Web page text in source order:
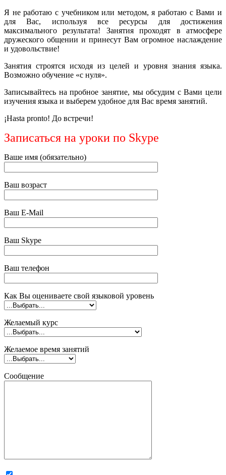
Я не работаю с учебником или методом, я работаю с Вами и
для Вас, используя все ресурсы для достижения
максимального результата! Занятия проходят в атмосфере
дружеского общении и принесут Вам огромное наслаждение
и удовольствие!
Занятия строятся исходя из целей и уровня знания языка.
Возможно обучение «с нуля».
Записывайтесь на пробное занятие, мы обсудим с Вами цели
изучения языка и выберем удобное для Вас время занятий.
¡Hasta pronto! До встречи!
Записаться на уроки по Skype
Ваше имя (обязательно)
Ваш возраст
Ваш E-Mail
Ваш Skype
Ваш телефон
Как Вы оцениваете свой языковой уровень
Желаемый курс
Желаемое время занятий
Сообщение